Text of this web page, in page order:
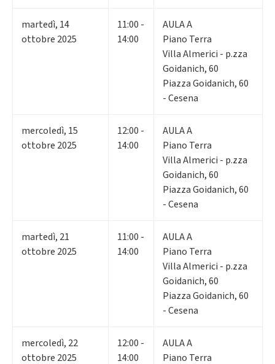
martedì, 14
ottobre 2025
11:00 -
14:00
AULA A
Piano Terra
Villa Almerici - p.zza
Goidanich, 60
Piazza Goidanich, 60
- Cesena
mercoledì, 15
ottobre 2025
12:00 -
14:00
AULA A
Piano Terra
Villa Almerici - p.zza
Goidanich, 60
Piazza Goidanich, 60
- Cesena
martedì, 21
ottobre 2025
11:00 -
14:00
AULA A
Piano Terra
Villa Almerici - p.zza
Goidanich, 60
Piazza Goidanich, 60
- Cesena
mercoledì, 22
ottobre 2025
12:00 -
14:00
AULA A
Piano Terra